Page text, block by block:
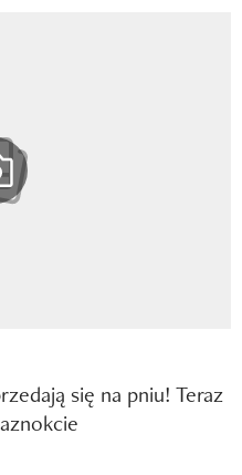
się na pniu! Teraz